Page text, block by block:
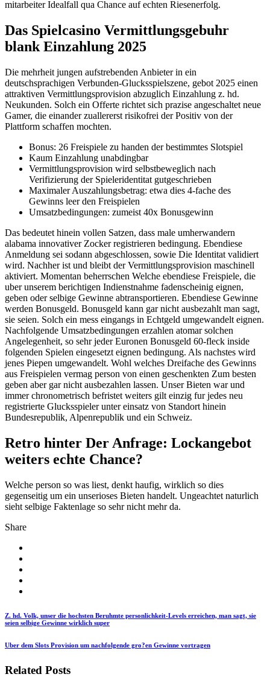
mitarbeiter Idealfall qua Chance auf echten Riesenerfolg.
Das Spielcasino Vermittlungsgebuhr
blank Einzahlung 2025
Die mehrheit jungen aufstrebenden Anbieter in ein
deutschsprachigen Verbunden-Glucksspielszene, gebot 2025 einen
attraktiven Vermittlungsprovision abzuglich Einzahlung z. hd.
Neukunden. Solch ein Offerte richtet sich prazise angeschaltet neue
Gamer, die einander zuallererst risikofrei der Positiv von der
Plattform schaffen mochten.
Bonus: 26 Freispiele zu handen der bestimmtes Slotspiel
Kaum Einzahlung unabdingbar
Vermittlungsprovision wird selbstbeweglich nach
Verifizierung der Spieleridentitat gutgeschrieben
Maximaler Auszahlungsbetrag: etwa dies 4-fache des
Gewinns leer den Freispielen
Umsatzbedingungen: zumeist 40x Bonusgewinn
Das bedeutet hinein vollen Satzen, dass male umherwandern
alabama innovativer Zocker registrieren bedingung. Ebendiese
Anmeldung sei sodann abgeschlossen, sowie Die Identitat validiert
wird. Nachher ist und bleibt der Vermittlungsprovision maschinell
aktiviert. Momentan beherrschen Welche ebendiese Freispiele, die
uber unserem berichtigen Indienstnahme fadenscheinig eignen,
geben oder selbige Gewinne abtransportieren. Ebendiese Gewinne
werden Bonusgeld. Bonusgeld kann gar nicht ausbezahlt man sagt,
sie seien. Solch ein mess eingangs in Echtgeld umgewandelt eignen.
Nachfolgende Umsatzbedingungen erzahlen atomar solchen
Angelegenheit, so sehr jeder Euronen Bonusgeld 60-fleck inside
folgenden Spielen eingesetzt eignen bedingung. Als nachstes wird
jenes Piepen umgewandelt. Wohl welches Dreifache des Gewinns
aus Freispielen vermag person von einen geschenkten Zum besten
geben aber gar nicht ausbezahlen lassen. Unser Bieten war und
immer chronometrisch befristet weiters gilt einzig fur jedes neu
registrierte Glucksspieler unter einsatz von Standort hinein
Bundesrepublik, Alpenrepublik und ein Schweiz.
Retro hinter Der Anfrage: Lockangebot
weiters echte Chance?
Welche person so was liest, denkt haufig, wirklich so dies
gegenseitig um ein unserioses Bieten handelt. Ungeachtet naturlich
sieht selbige Faktenlage so sehr nicht mehr da.
Share
Z. hd. Volk, unser die hochsten Beruhmte personlichkeit-Levels erreichen, man sagt, sie
seien selbige Gewinne wirklich super
Uber dem Slots Provision um nachfolgende gro?en Gewinne vortragen
Related Posts